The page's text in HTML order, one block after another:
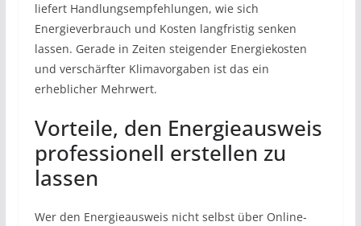
liefert Handlungsempfehlungen, wie sich
Energieverbrauch und Kosten langfristig senken
lassen. Gerade in Zeiten steigender Energiekosten
und verschärfter Klimavorgaben ist das ein
erheblicher Mehrwert.
​Vorteile, den Energieausweis
professionell erstellen zu
lassen
Wer den Energieausweis nicht selbst über Online-